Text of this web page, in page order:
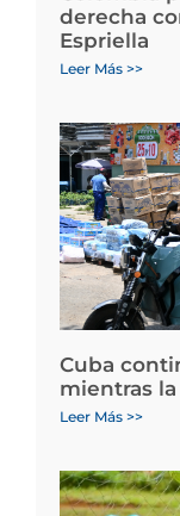
derecha
Espriella
Leer Más >>
Cuba
mientras
Leer Más >>